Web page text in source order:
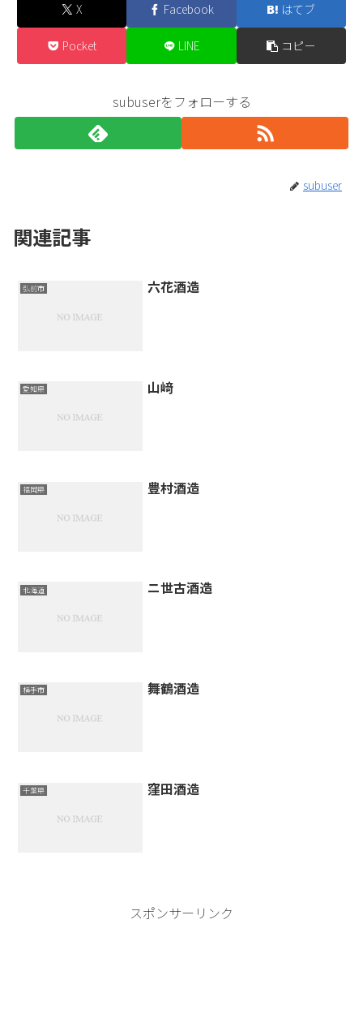
X Facebook はてブ
Pocket LINE コピー
subuserをフォローする
subuser
関連記事
弘前市 六花酒造
愛知県 山﨑
福岡県 豊村酒造
北海道 ニ世古酒造
横手市 舞鶴酒造
千葉県 窪田酒造
スポンサーリンク